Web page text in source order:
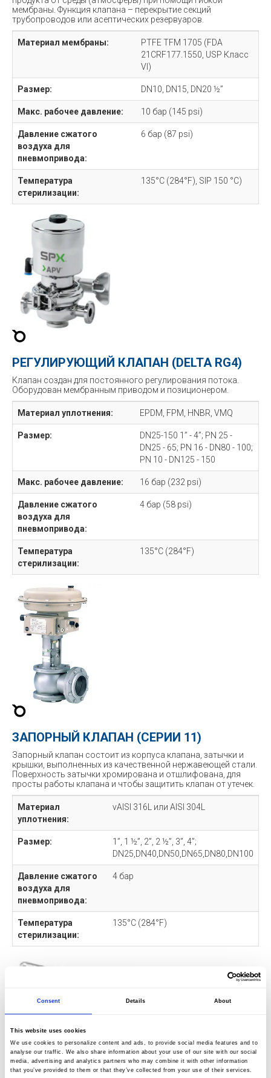
Consent Details About
This website uses cookies
We use cookies to personalize content and ads, to provide social media features and to
analyse our traffic. We also share information about your use of our site with our social
media, advertising and analytics partners who may combine it with other information
that you’ve provided to them or that they’ve collected from your use of their services.
мембраны. Функция клапана – перекрытие секций
трубопроводов или асептических резервуаров.
Материал мембраны:
PTFE TFM 1705 (FDA
21CRF177.1550, USP Класс
VI)
Размер: DN10, DN15, DN20 ½”
Макс. рабочее давление: 10 бар (145 psi)
Давление сжатого
воздуха для
пневмопривода:
6 бар (87 psi)
Температура
стерилизации:
135°C (284°F), SIP 150 °C)
РЕГУЛИРУЮЩИЙ КЛАПАН (DELTA RG4)
Клапан создан для постоянного регулирования потока.
Оборудован мембранным приводом и позиционером.
Материал уплотнения: EPDM, FPM, HNBR, VMQ
Размер:
DN25-150 1” - 4”; PN 25 -
DN25 - 65; PN 16 - DN80 - 100;
PN 10 - DN125 - 150
Макс. рабочее давление: 16 бар (232 psi)
Давление сжатого
воздуха для
пневмопривода:
4 бар (58 psi)
Температура
стерилизации:
135°C (284°F)
ЗАПОРНЫЙ КЛАПАН (СЕРИИ 11)
Запорный клапан состоит из корпуса клапана, затычки и
крышки, выполненных из качественной нержавеющей стали.
Поверхность затычки хромирована и отшлифована, для
просты работы клапана и чтобы защитить клапан от утечек.
Материал
уплотнения:
vAISI 316L или AISI 304L
Размер:
1”, 1 ½”, 2”, 2 ½”, 3”, 4”;
DN25,DN40,DN50,DN65,DN80,DN100
Давление сжатого
воздуха для
пневмопривода:
4 бар
Температура
стерилизации:
135°C (284°F)